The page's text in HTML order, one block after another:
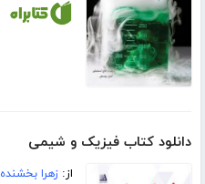
دانلود کتاب فیزیک و شیمی
از:زهرا بخشنده